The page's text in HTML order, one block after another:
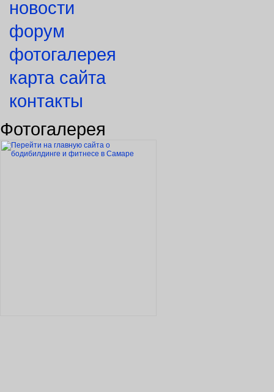
форум
фотогалерея
карта сайта
контакты
Фотогалерея